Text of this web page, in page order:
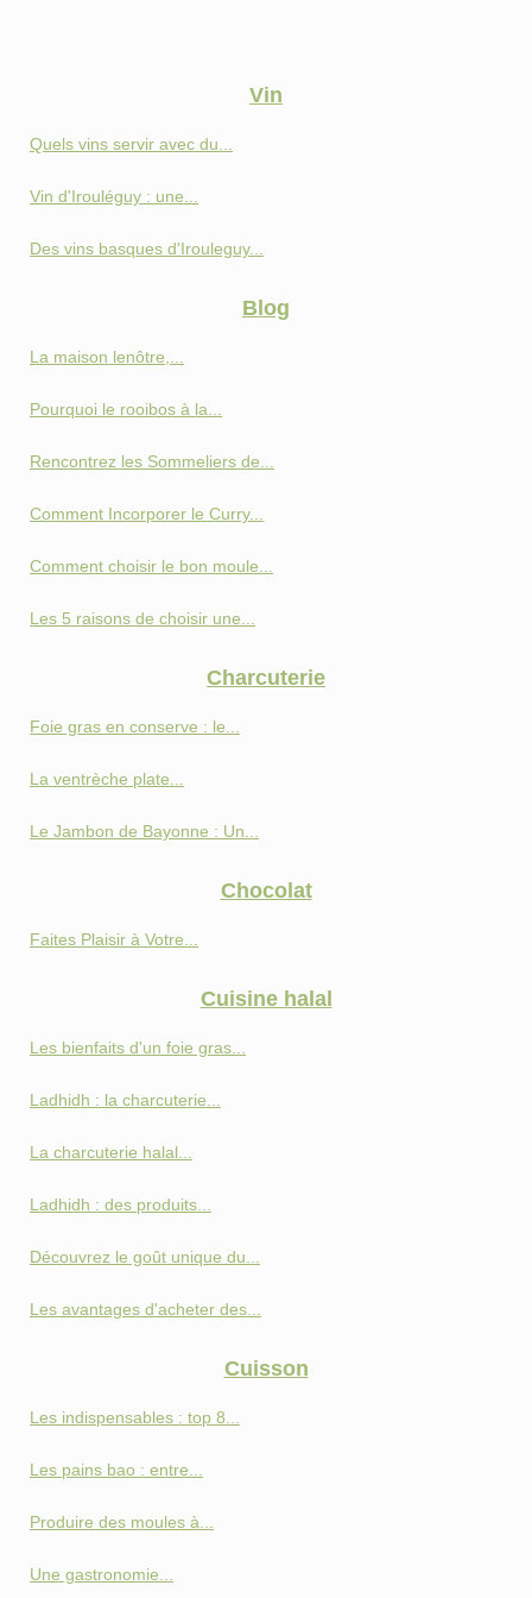
Vin
Quels vins servir avec du...
Vin d'Irouléguy : une...
Des vins basques d'Irouleguy...
Blog
La maison lenôtre,...
Pourquoi le rooibos à la...
Rencontrez les Sommeliers de...
Comment Incorporer le Curry...
Comment choisir le bon moule...
Les 5 raisons de choisir une...
Charcuterie
Foie gras en conserve : le...
La ventrèche plate...
Le Jambon de Bayonne : Un...
Chocolat
Faites Plaisir à Votre...
Cuisine halal
Les bienfaits d'un foie gras...
Ladhidh : la charcuterie...
La charcuterie halal...
Ladhidh : des produits...
Découvrez le goût unique du...
Les avantages d'acheter des...
Cuisson
Les indispensables : top 8...
Les pains bao : entre...
Produire des moules à...
Une gastronomie...